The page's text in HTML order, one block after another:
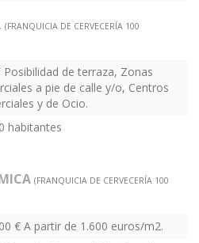
(FRANQUICIA DE CERVECERÍA 100
Posibilidad de terraza, Zonas
a pie de calle y/o, Centros
y de Ocio.
habitantes
(FRANQUICIA DE CERVECERÍA 100
€ A partir de 1.600 euros/m2.